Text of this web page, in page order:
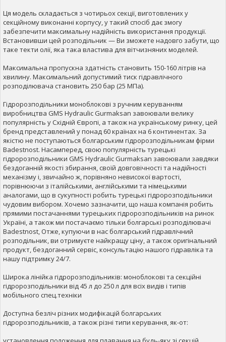
Ця модель складається з чотирьох секції, виготовлених у
секційному виконанні корпусу, у такий спосіб дає змогу
забезпечити максимальну надійність використання продукції.
Встановивши цей розподільник — Ви зможете надовго забути, що
таке текти олії, яка така властива для вітчизняних моделей.
Максимальна пропускна здатність становить 150-160 літрів на
хвилину. Максимальний допустимий тиск гідравлічного
розподілювача становить 250 бар (25 МПа).
Гідророзподільники моноблокові з ручним керуванням
виробництва GMS Hydraulic Gurmaksan завоювали велику
популярність у Східній Європі, а також на українському ринку, цей
бренд представлений у понад 60 країнах на 6 континентах. За
якістю не поступаються болгарським гідророзподільникам фірми
Badestnost. Насамперед, свою популярність турецькі
гідророзподільники GMS Hydraulic Gurmaksan завоювали завдяки
бездоганній якості збирання, своїй довговічності та надійності
механізму і, звичайно ж, порівняно невисокої вартості,
порівнюючи з італійськими, англійськими та німецькими
аналогами, що в сукупності робить турецькі гідророзподільники
чудовим вибором. Хочемо зазначити, що наша компанія робить
прямими постачаннями турецьких гідророзподільників на ринок
Україні, а також ми постачаємо тільки болгарські розподілювачі
Badestnost, Отже, купуючи в нас болгарський гідравлічний
розподільник, ви отримуєте найкращу ціну, а також оригінальний
продукт, бездоганний сервіс, консультацію нашого гідравліка та
нашу підтримку 24/7.
Широка лінійка гідророзподільників: моноблокові та секційні
гідророзподільники від 45 л до 250 л для всіх видів і типів
мобільного спец.техніки
Доступна безліч різних модифікацій болгарських
гідророзподільників, а також різні типи керування, як-от: